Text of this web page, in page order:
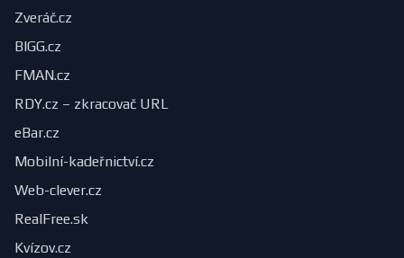
Zveráč.cz
BIGG.cz
FMAN.cz
RDY.cz – zkracovač URL
eBar.cz
Mobilní-kadeřnictví.cz
Web-clever.cz
RealFree.sk
Kvízov.cz